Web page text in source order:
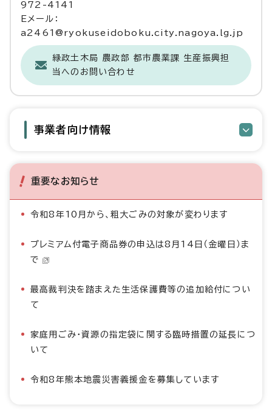
972-4141
Eメール：
a2461@ryokuseidoboku.city.nagoya.lg.jp
緑政土木局 農政部 都市農業課 生産振興担
当へのお問い合わせ
事業者向け情報
重要なお知らせ
令和8年10月から、粗大ごみの対象が変わります
プレミアム付電子商品券の申込は8月14日（金曜日）ま
で
最高裁判決を踏まえた生活保護費等の追加給付につい
て
家庭用ごみ・資源の指定袋に関する臨時措置の延長につ
いて
令和8年熊本地震災害義援金を募集しています